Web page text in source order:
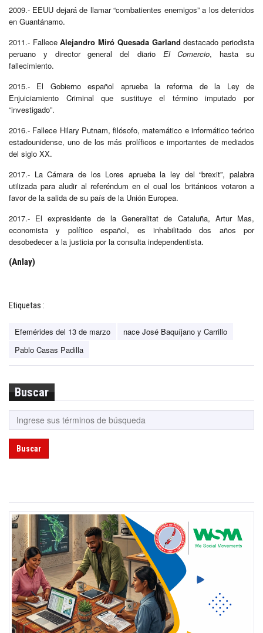
2009.- EEUU dejará de llamar “combatientes enemigos” a los detenidos
en Guantánamo.
2011.- FalleceAlejandro Miró Quesada Garland destacado periodista
peruano y director general del diario El Comercio, hasta su
fallecimiento.
2015.- El Gobierno español aprueba la reforma de la Ley de
Enjuiciamiento Criminal que sustituye el término imputado por
“investigado”.
2016.- Fallece Hilary Putnam, filósofo, matemático e informático teórico
estadounidense, uno de los más prolíficos e importantes de mediados
del siglo XX.
2017.- La Cámara de los Lores aprueba la ley del “brexit”, palabra
utilizada para aludir al referéndum en el cual los británicos votaron a
favor de la salida de su país de la Unión Europea.
2017.- El expresidente de la Generalitat de Cataluña, Artur Mas,
economista y político español, es inhabilitado dos años por
desobedecer a la justicia por la consulta independentista.
(Anlay)
Etiquetas :
Efemérides del 13 de marzo
nace José Baquíjano y Carrillo
Pablo Casas Padilla
Buscar
Buscar